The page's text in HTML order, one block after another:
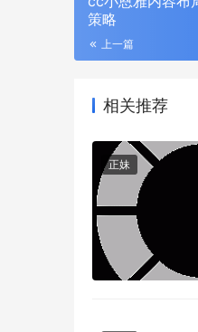
策略
上一篇
相关推荐
正妹